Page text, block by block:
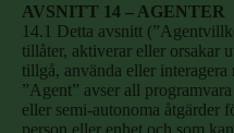
AVSNITT 14 – AGENTER
14.1 Detta avsnitt
tillåter, aktiverar eller orsakar
tillgå, använda eller
”Agent” avser all
eller semi-autonoma åtgärder
person eller enhet och som